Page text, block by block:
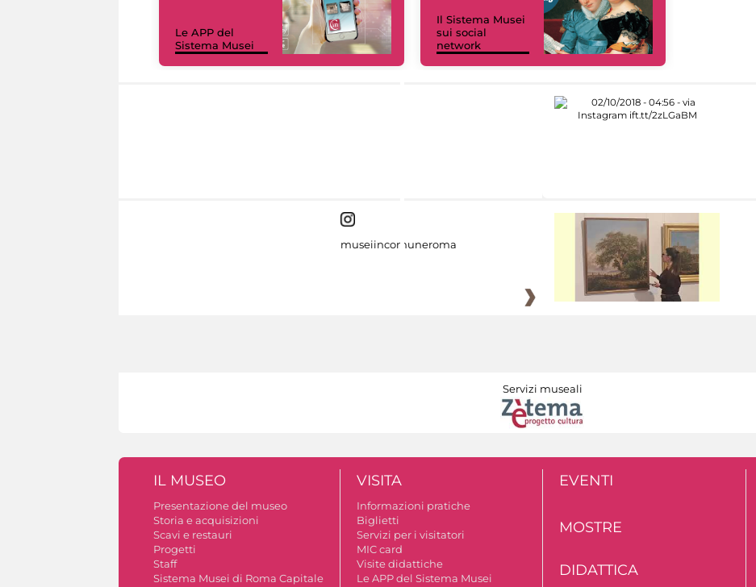
Le APP del
Sistema Musei
Il Sistema Musei
sui social
network
museiincomuneroma
Servizi museali
IL MUSEO
Presentazione del museo
Storia e acquisizioni
Scavi e restauri
Progetti
Staff
Sistema Musei di Roma Capitale
VISITA
Informazioni pratiche
Biglietti
Servizi per i visitatori
MIC card
Visite didattiche
Le APP del Sistema Musei
EVENTI
MOSTRE
DIDATTICA